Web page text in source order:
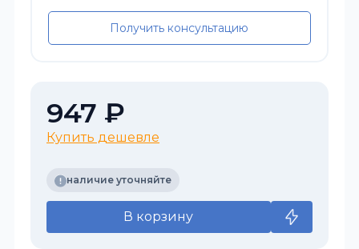
Получить консультацию
947 ₽
Купить дешевле
наличие уточняйте
В корзину